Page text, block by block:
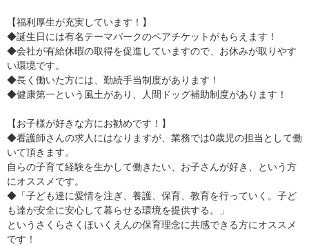
【福利厚生が充実しています！】
◆誕生日には有名テーマパークのペアチケットがもらえます！
◆会社が有給休暇の取得を促進していますので、お休みが取りやす
い環境です。
◆長く働いた方には、勤続手当制度があります！
◆健康第一という風土があり、人間ドッグ補助制度があります！
【お子様が好きな方にお勧めです！】
◆看護師さんの求人にはなりますが、業務では0歳児の担当として働
いて頂きます。
自らの子育て経験を生かして働きたい、お子さんが好き、という方
にオススメです。
◆「子ども達に愛情を注ぎ、養護、保育、教育を行っていく。子ど
も達が安全に安心して暮らせる環境を提供する。」
というさくらさくほいくえんの保育理念に共感できる方にオススメ
です！